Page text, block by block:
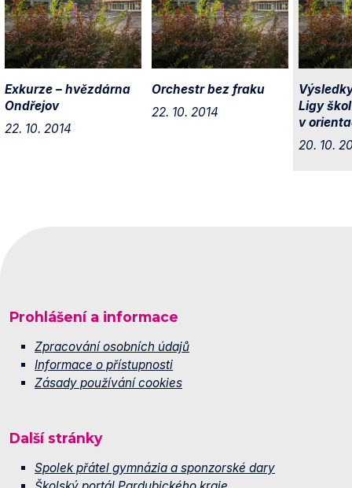
Exkurze – hvězdárna
Ondřejov
22. 10. 2014
Orchestr bez fraku
22. 10. 2014
Ligy škol
v
20. 10.
Prohlášení a informace
Zpracování osobních údajů
Informace o přístupnosti
Zásady používání cookies
Další stránky
Spolek přátel gymnázia a sponzorské dary